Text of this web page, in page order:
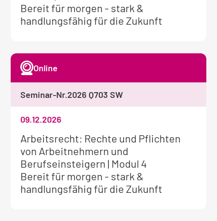
Seminar:
Bereit für morgen - stark &
handlungsfähig für die Zukunft
Weitere
Informationen
zum
Seminar:
Arbeitsrecht: Rechte und Pflichten
von Arbeitnehmern und
Berufseinsteigern | Modul 4
Bereit für morgen - stark &
handlungsfähig für die Zukunft
09.12.2026
Online
Seminar-Nr.2026 Q703 SW